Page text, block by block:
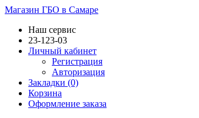
Магазин ГБО в Самаре
Наш сервис
23-123-03
Личный кабинет
Регистрация
Авторизация
Закладки (0)
Корзина
Оформление заказа